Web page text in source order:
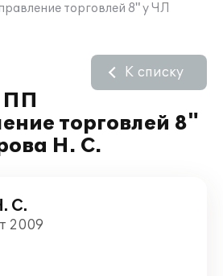
торговлей 8" у ЧЛ
ПП
торговлей 8"
Н. С.
К списку
С.
2009